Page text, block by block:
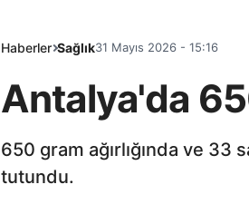
Haberler Sağlık31 Mayıs 2026 - 15:16
Antalya'da
650 gram ağırlığında ve 33
tutundu.